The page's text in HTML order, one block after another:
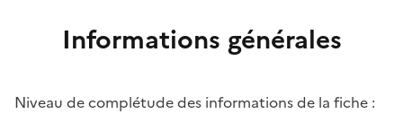
Informations générales
Niveau de complétude des informations de la fiche :